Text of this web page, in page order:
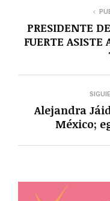
PRESIDENTE
FUERTE ASISTE
Alejandra
México;